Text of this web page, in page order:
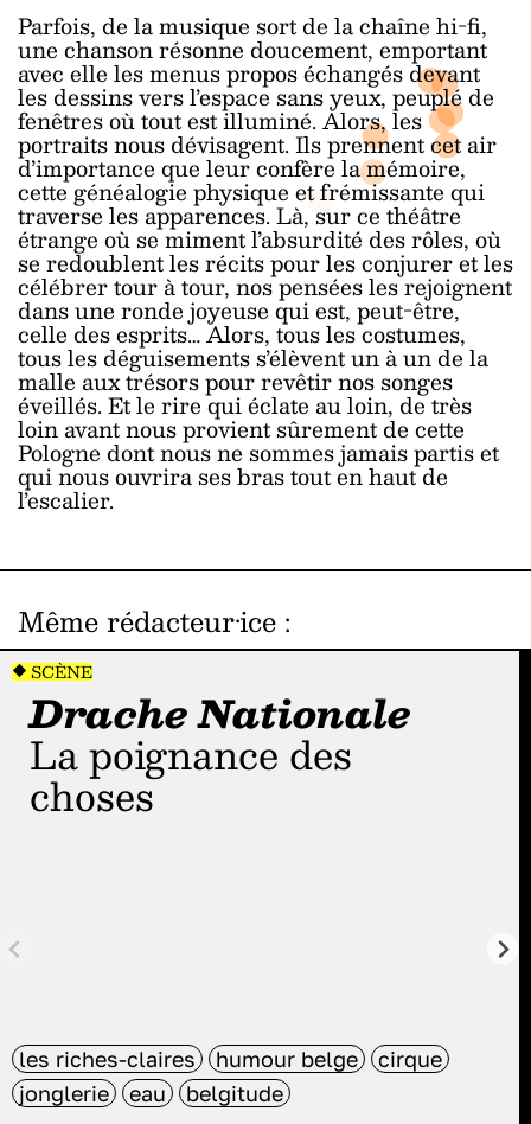
Parfois, de la musique sort de la chaîne hi-fi,
une chanson résonne doucement, emportant
avec elle les menus propos échangés devant
les dessins vers l’espace sans yeux, peuplé de
fenêtres où tout est illuminé. Alors, les
portraits nous dévisagent. Ils prennent cet air
d’importance que leur confère la mémoire,
cette généalogie physique et frémissante qui
traverse les apparences. Là, sur ce théâtre
étrange où se miment l’absurdité des rôles, où
se redoublent les récits pour les conjurer et les
célébrer tour à tour, nos pensées les rejoignent
dans une ronde joyeuse qui est, peut-être,
celle des esprits… Alors, tous les costumes,
tous les déguisements s’élèvent un à un de la
malle aux trésors pour revêtir nos songes
éveillés. Et le rire qui éclate au loin, de très
loin avant nous provient sûrement de cette
Pologne dont nous ne sommes jamais partis et
qui nous ouvrira ses bras tout en haut de
l’escalier.
Même rédacteur·ice :
SCÈNE
Drache Nationale
La poignance des
choses
les riches-claires humour belge
cirque
jonglerie
eau belgitude